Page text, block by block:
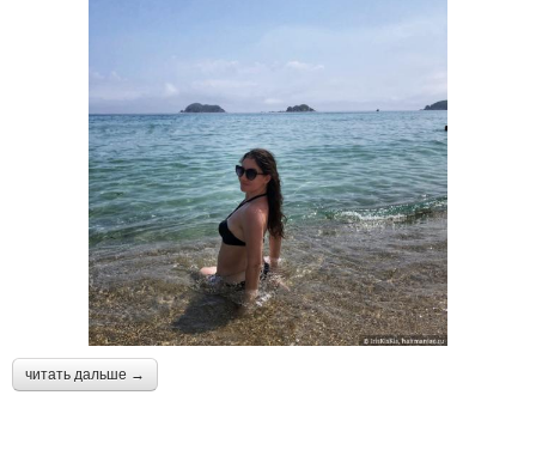
читать дальше →